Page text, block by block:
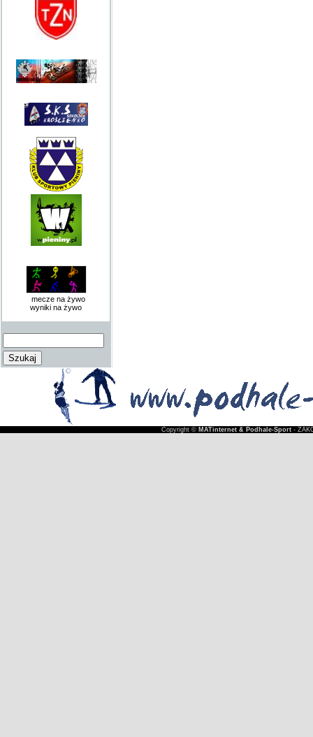
mecze na żywo
wyniki na żywo
Copyright © MATinternet & Podhale-Sport-